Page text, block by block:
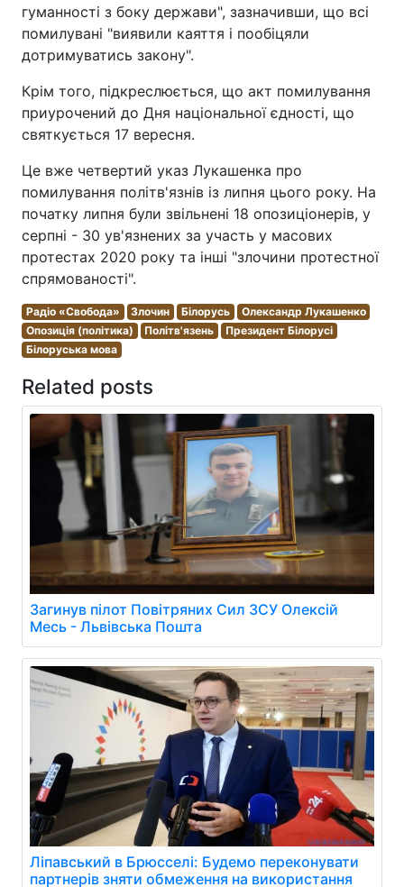
гуманності з боку держави", зазначивши, що всі
помилувані "виявили каяття і пообіцяли
дотримуватись закону".
Крім того, підкреслюється, що акт помилування
приурочений до Дня національної єдності, що
святкується 17 вересня.
Це вже четвертий указ Лукашенка про
помилування політв'язнів із липня цього року. На
початку липня були звільнені 18 опозиціонерів, у
серпні - 30 ув'язнених за участь у масових
протестах 2020 року та інші "злочини протестної
спрямованості".
Радіо «Свобода» Злочин Білорусь
Олександр Лукашенко
Опозиція (політика)
Політв'язень
Президент Білорусі
Білоруська мова
Related posts
Загинув пілот Повітряних Сил ЗСУ Олексій
Месь - Львівська Пошта
Ліпавський в Брюсселі: Будемо переконувати
партнерів зняти обмеження на використання